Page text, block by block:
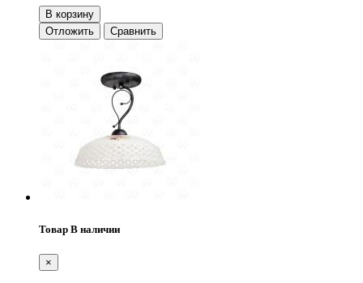
В корзину
Отложить
Сравнить
Товар В наличии
×